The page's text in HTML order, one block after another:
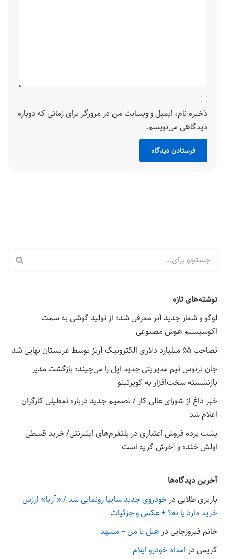
ذخیره نام، ایمیل و وبسایت من در مرورگر برای زمانی که دوباره
دیدگاهی می‌نویسم.
نوشته‌های تازه
لوگو و شعار جدید آنر معرفی شد؛ از تولید گوشی به سمت
اکوسیستم هوش مصنوعی
تصاحب ۵۵ میلیارد دلاری الکترونیک آرتز توسط عربستان نهایی شد
جان ترنوس تیم مدیریتی جدید اپل را می‌چیند؛ بازگشت مدیر
بازنشسته سخت‌افزار به کوپرتینو
خبر داغ از شورای عالی کار / تصمیم جدید درباره تعطیلی کارگران
اعلام شد
پشت پرده فروش اعتباری در پلتفرم‌های اینترنتی/ خرید قسطی
اولش خنده و آخرش گریه است
آخرین دیدگاه‌ها
باربری طلایی در خودروی جدید سایپا رونمایی شد / «آریا» ارزش
خرید دارد یا نه؟ + عکس و جزئیات
خانم فیروزجایی در هتل با من – مشهد
کریمی در امداد خودرو ایلام